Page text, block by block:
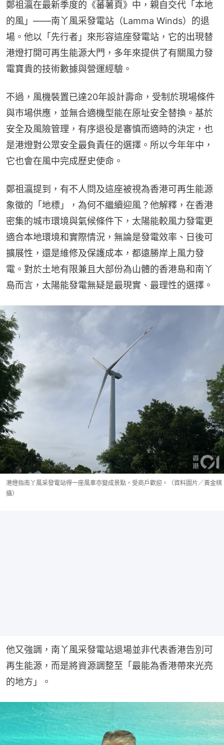
鄭祖瀛在最新季度的《蕃薯頁》中，親自交代「本地
的風」——南丫風采發電站（Lamma Winds）的退
場。他以「先行者」來形容這座發電站，它的出現替
港燈打開可再生能源大門，多年來提供了有關風力發
電寶貴的技術數據與營運經驗。
不過，風機裝置已達20年設計壽命，受制於現場條件
與市場供應，並無合適機型能在原址安全替換。基於
安全及風險管理，有序退役是審慎而適時的決定，也
是港燈對公眾安全最負責任的選擇。所以今年年中，
它也會在風中完成歷史使命。
鄭祖瀛提到，有不人問及這座被視為香港可再生能源
象徵的「地標」，為何不繼續迎風？他解釋，在香港
密集的城市環境與氣候條件下，太陽能較風力發電更
適合本地環境和實際情況，無論是發電效率、日後可
擴展性，還是維修及保護成本，都遠勝岸上風力發
電。對於土地有限兼且大部份為山體的香港島和南丫
島而言，太陽能發電無疑是最現實、最理性的選擇。
港燈指南丫風采發電站得一座風車亦變成景點，受商戶歡迎。（資料圖片／黃金棋
攝）
他又強調，南丫風采發電站退場並非代表香港告別可
再生能源，而是將資源調整至「最能為香港帶來光亮
的地方」。